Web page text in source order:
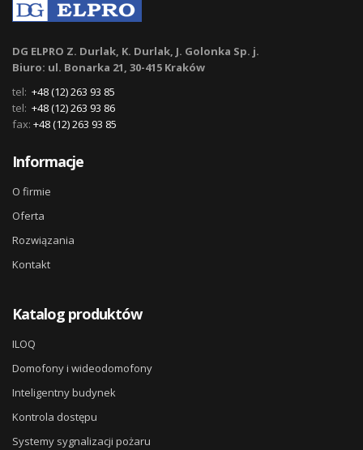
DG ELPRO Z. Durlak, K. Durlak, J. Golonka Sp. j.
Biuro: ul. Bonarka 21, 30-415 Kraków
tel: +48 (12) 263 93 85
tel: +48 (12) 263 93 86
fax: +48 (12) 263 93 85
Informacje
O firmie
Oferta
Rozwiązania
Kontakt
Katalog produktów
ILOQ
Domofony i wideodomofony
Inteligentny budynek
Kontrola dostępu
Systemy sygnalizacji pożaru